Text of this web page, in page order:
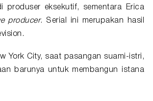
produser eksekutif, sementara Erica
producer. Serial ini merupakan hasil
York City, saat pasangan suami-istri,
barunya untuk membangun istana